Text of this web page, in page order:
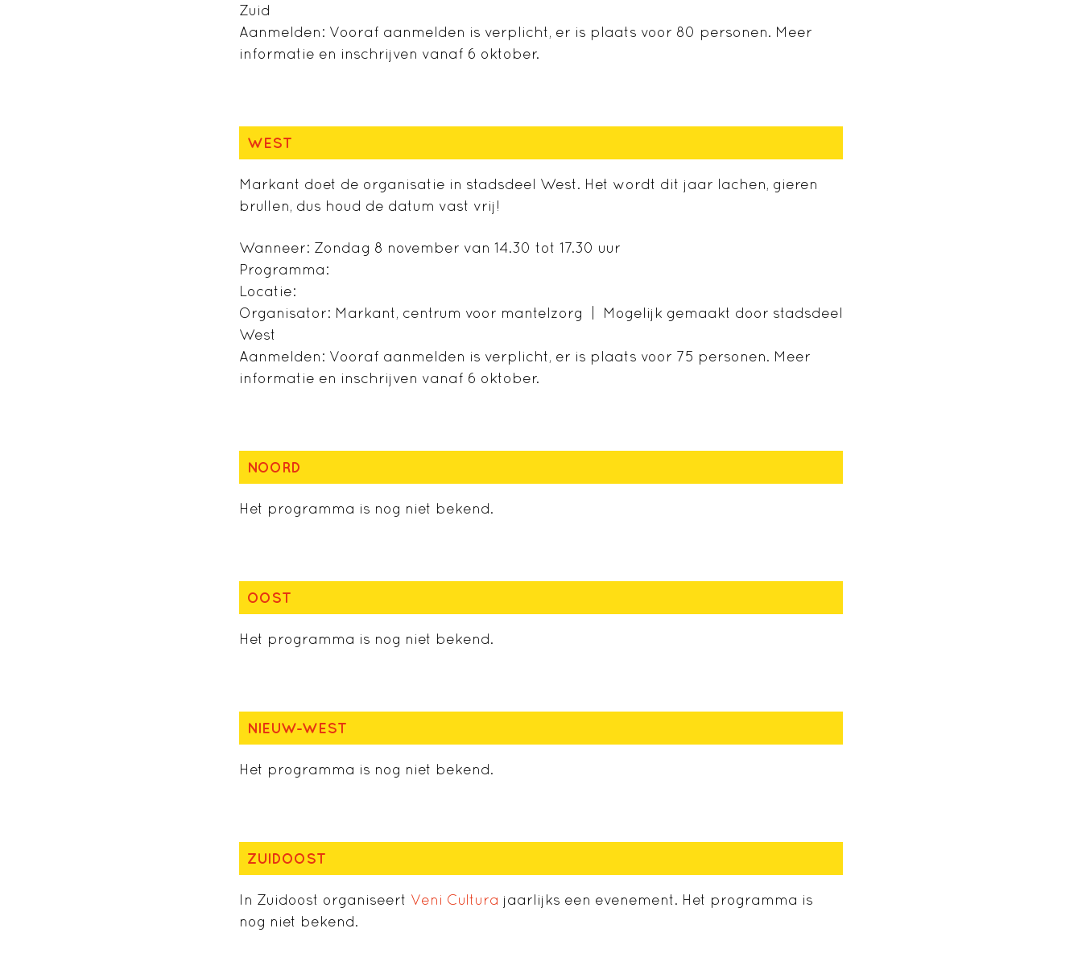
Zuid
Aanmelden: Vooraf aanmelden is verplicht, er is plaats voor 80 personen. Meer
informatie en inschrijven vanaf 6 oktober.
WEST
Markant doet de organisatie in stadsdeel West. Het wordt dit jaar lachen, gieren
brullen, dus houd de datum vast vrij!
Wanneer: Zondag 8 november van 14.30 tot 17.30 uur
Programma:
Locatie:
Organisator: Markant, centrum voor mantelzorg | Mogelijk gemaakt door stadsdeel
West
Aanmelden: Vooraf aanmelden is verplicht, er is plaats voor 75 personen. Meer
informatie en inschrijven vanaf 6 oktober.
NOORD
Het programma is nog niet bekend.
OOST
Het programma is nog niet bekend.
NIEUW-WEST
Het programma is nog niet bekend.
ZUIDOOST
In Zuidoost organiseert Veni Cultura jaarlijks een evenement. Het programma is
nog niet bekend.